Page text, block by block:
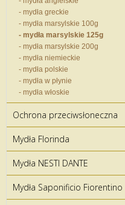
- mydła greckie
- mydła marsylskie 100g
- mydła marsylskie 125g
- mydła marsylskie 200g
- mydła niemieckie
- mydła polskie
- mydła w płynie
- mydła włoskie
Ochrona przeciwsłoneczna
Mydła Florinda
Mydła NESTI DANTE
Mydła Saponificio Fiorentino